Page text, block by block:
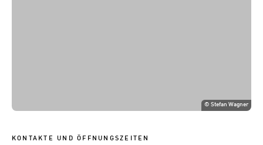
©Stefan Wagner
KONTAKTE UND ÖFFNUNGSZEITEN